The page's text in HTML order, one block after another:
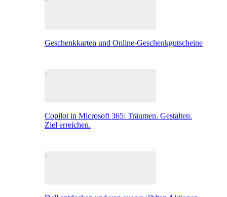
Geschenkkarten und Online-Geschenkgutscheine
Copilot in Microsoft 365: Träumen. Gestalten.
Ziel erreichen.